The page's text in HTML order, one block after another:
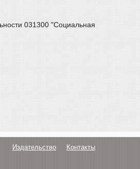
031300 "Социальная
Издательство Контакты